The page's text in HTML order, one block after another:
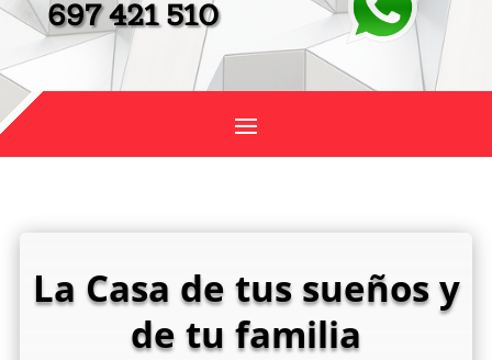
697 421 510
La Casa de tus sueños y
de tu familia